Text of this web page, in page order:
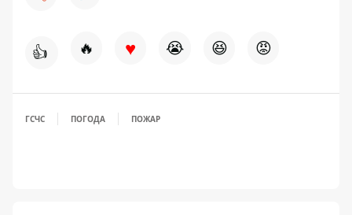
👍 🔥 ♥ 😭 😆 😡
ГСЧС ПОГОДА ПОЖАР